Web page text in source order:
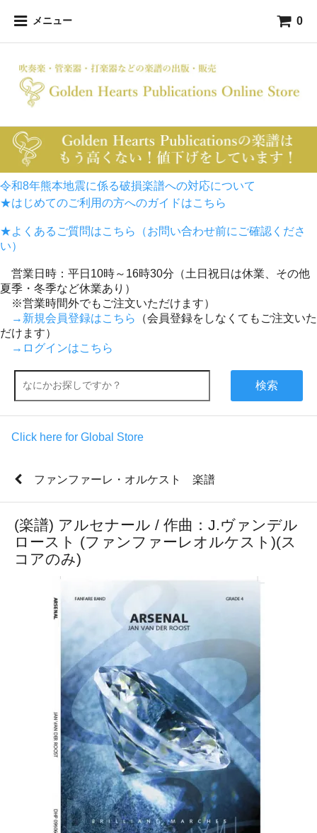
メニュー 0
令和8年熊本地震に係る破損楽譜への対応について
★はじめてのご利用の方へのガイドはこちら
★よくあるご質問はこちら（お問い合わせ前にご確認くださ
い）
営業日時：平日10時～16時30分（土日祝日は休業、その他
夏季・冬季など休業あり）
※営業時間外でもご注文いただけます）
→新規会員登録はこちら
（会員登録をしなくてもご注文いた
だけます）
→ログインはこちら
検索
Click here for Global Store
ファンファーレ・オルケスト 楽譜
(楽譜) アルセナール / 作曲：J.ヴァンデル
ロースト (ファンファーレオルケスト)(ス
コアのみ)